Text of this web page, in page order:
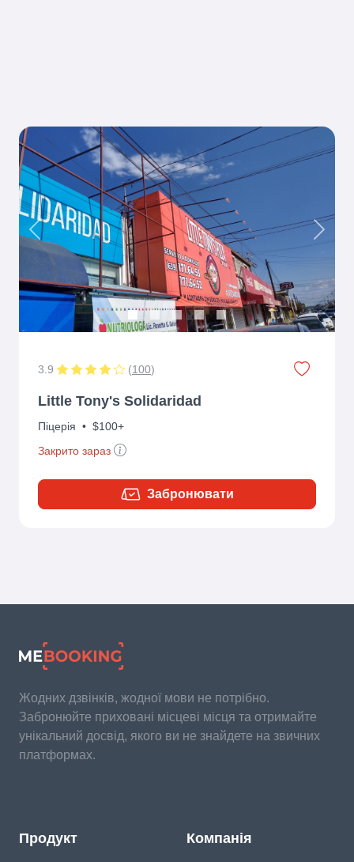
Previous Next
3.9 (100)
Little Tony's Solidaridad
Піцерія • $100+
Закрито зараз
Забронювати
Жодних дзвінків, жодної мови не потрібно.
Забронюйте приховані місцеві місця та отримайте
унікальний досвід, якого ви не знайдете на звичних
платформах.
Продукт Компанія